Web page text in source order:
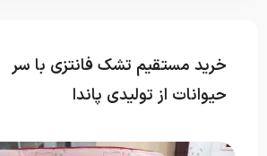
خرید مستقیم تشک فانتزی با سر
حیوانات از تولیدی پاندا